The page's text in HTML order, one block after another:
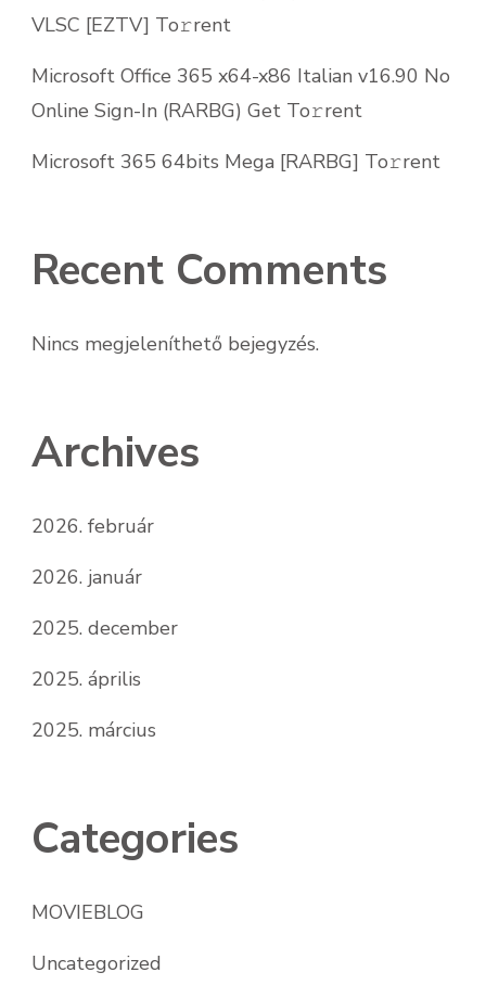
VLSC [EZTV] To𝚛rent
Microsoft Office 365 x64-x86 Italian v16.90 No
Online Sign-In (RARBG) Get To𝚛rent
Microsoft 365 64bits Mega [RARBG] To𝚛rent
Recent Comments
Nincs megjeleníthető bejegyzés.
Archives
2026. február
2026. január
2025. december
2025. április
2025. március
Categories
MOVIEBLOG
Uncategorized